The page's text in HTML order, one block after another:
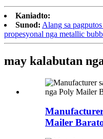
Kaniadto:
Sunod: Alang sa
propesyonal nga metallic
may kalabutan
Mailer